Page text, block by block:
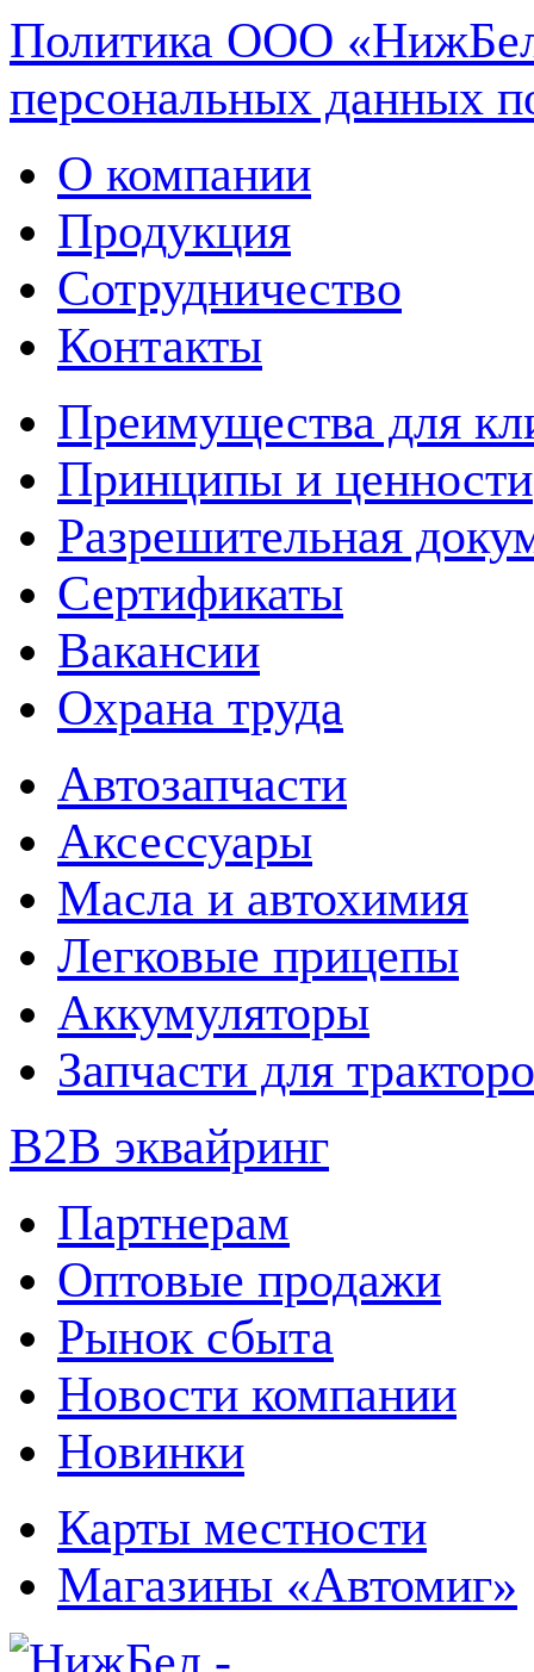
Политика ООО
персональных данных
О компании
Продукция
Сотрудничество
Контакты
Преимущества для
Принципы и ценности
Разрешительная
Сертификаты
Вакансии
Охрана труда
Автозапчасти
Аксессуары
Масла и автохимия
Легковые прицепы
Аккумуляторы
Запчасти для
B2B эквайринг
Партнерам
Оптовые продажи
Рынок сбыта
Новости компании
Новинки
Карты местности
Магазины «Автомиг»